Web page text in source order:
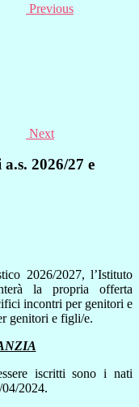
Previous
Next
2026/27 e
2026/2027, l’Istituto
la propria offerta
incontri per genitori e
genitori e figli/e.
iscritti sono i nati
2024.